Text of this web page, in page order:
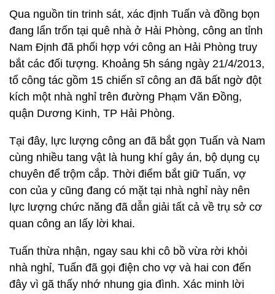
Qua nguồn tin trinh sát, xác định Tuấn và đồng bọn
đang lẩn trốn tại quê nhà ở Hải Phòng, công an tỉnh
Nam Định đã phối hợp với công an Hải Phòng truy
bắt các đối tượng. Khoảng 5h sáng ngày 21/4/2013,
tổ công tác gồm 15 chiến sĩ công an đã bất ngờ đột
kích một nhà nghỉ trên đường Phạm Văn Đồng,
quận Dương Kinh, TP Hải Phòng.
Tại đây, lực lượng công an đã bắt gọn Tuấn và Nam
cùng nhiều tang vật là hung khí gây án, bộ dụng cụ
chuyên để trộm cắp. Thời điểm bắt giữ Tuấn, vợ
con của y cũng đang có mặt tại nhà nghỉ này nên
lực lượng chức năng đã dẫn giải tất cả về trụ sở cơ
quan công an lấy lời khai.
Tuấn thừa nhận, ngay sau khi cô bồ vừa rời khỏi
nhà nghỉ, Tuấn đã gọi điện cho vợ và hai con đến
đây vì gã thấy nhớ nhung gia đình. Xác minh lời